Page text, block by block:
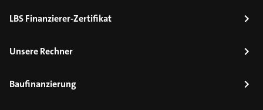
LBS Finanzierer-Zertifikat
Unsere Rechner
Baufinanzierung